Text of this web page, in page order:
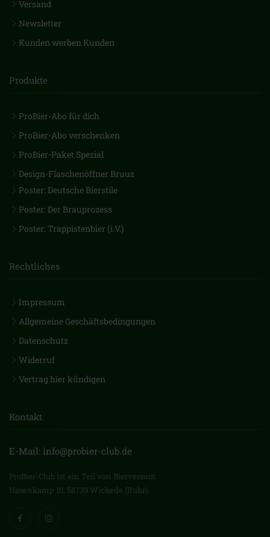
Versand
Newsletter
Kunden werben Kunden
Produkte
ProBier-Abo für dich
ProBier-Abo verschenken
ProBier-Paket Spezial
Design-Flaschenöffner Bruuz
Poster: Deutsche Bierstile
Poster: Der Brauprozess
Poster: Trappistenbier (i.V.)
Rechtliches
Impressum
Allgemeine Geschäftsbedingungen
Datenschutz
Widerruf
Vertrag hier kündigen
Kontakt
E-Mail: info@probier-club.de
ProBier-Club ist ein Teil von Bierversum
Hasenkamp 10, 58739 Wickede (Ruhr)